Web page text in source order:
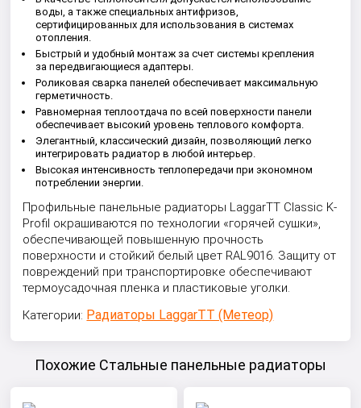
воды, а также специальных антифризов,
сертифицированных для использования в системах
отопления.
Быстрый и удобный монтаж за счет системы крепления
за передвигающиеся адаптеры.
Роликовая сварка панелей обеспечивает максимальную
герметичность.
Равномерная теплоотдача по всей поверхности панели
обеспечивает высокий уровень теплового комфорта.
Элегантный, классический дизайн, позволяющий легко
интегрировать радиатор в любой интерьер.
Высокая интенсивность теплопередачи при экономном
потреблении энергии.
Профильные панельные радиаторы LaggarTT Classic K-
Profil окрашиваются по технологии «горячей сушки»,
обеспечивающей повышенную прочность
поверхности и стойкий белый цвет RAL9016. Защиту от
повреждений при транспортировке обеспечивают
термоусадочная пленка и пластиковые уголки.
Категории: Радиаторы LaggarTT (Метеор)
Похожие Стальные панельные радиаторы